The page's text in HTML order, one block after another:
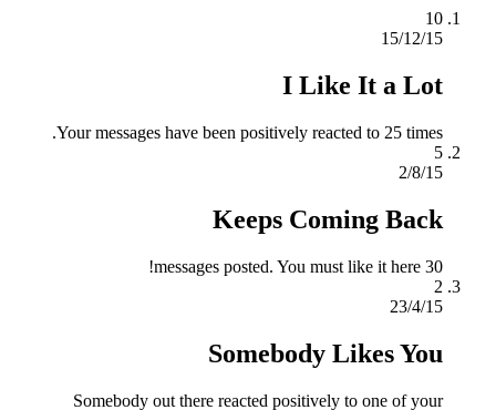
10
15/12/15
I Like It a Lot
Your messages have been positively reacted to 25 times.
5
2/8/15
Keeps Coming Back
30 messages posted. You must like it here!
2
23/4/15
Somebody Likes You
Somebody out there reacted positively to one of your